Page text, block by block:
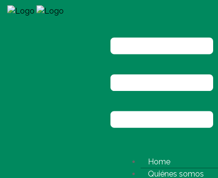
Home
Quiénes somos